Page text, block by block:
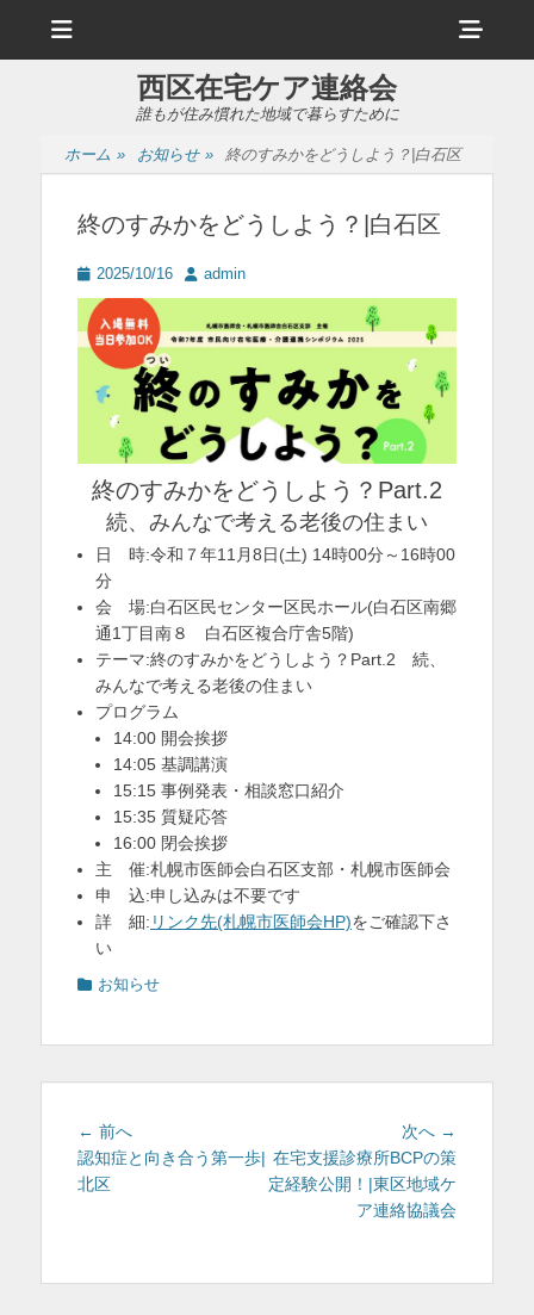
ュ
ヘ
ッ
サ
西区在宅ケア連絡会
誰もが住み慣れた地域で暮らすために
ホーム » お知らせ » 終のすみかをどうしよう？|白石区
終のすみかをどうしよう？|白石区
投
稿
日
2025/10/16
投
稿
admin
終のすみかをどうしよう？Part.2
続、みんなで考える老後の住まい
日 時:令和７年11月8日(土) 14時00分～16時00
分
会 場:白石区民センター区民ホール(白石区南郷
通1丁目南８ 白石区複合庁舎5階)
テーマ:終のすみかをどうしよう？Part.2 続、
みんなで考える老後の住まい
プログラム
14:00 開会挨拶
14:05 基調講演
15:15 事例発表・相談窓口紹介
15:35 質疑応答
16:00 閉会挨拶
主 催:札幌市医師会白石区支部・札幌市医師会
申 込:申し込みは不要です
詳 細: リンク先(札幌市医師会HP)をご確認下さ
い
カ お知らせ
投
稿
ナ
← 前へ
の
認知症と向き合う第一歩|
北区
次へ →
の
稿:
在宅支援診療所BCPの策
定経験公開！|東区地域ケ
ア連絡協議会